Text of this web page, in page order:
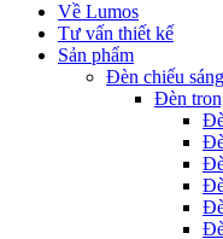
Về Lumos
Tư vấn thiết kế
Sản phẩm
Đèn chiếu sáng
Đèn